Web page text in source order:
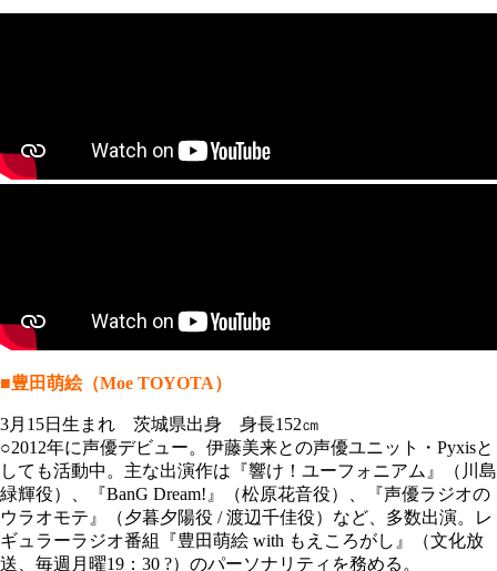
■豊田萌絵（Moe TOYOTA）
3月15日生まれ 茨城県出身 身長152㎝
○2012年に声優デビュー。伊藤美来との声優ユニット・Pyxisと
しても活動中。主な出演作は『響け！ユーフォニアム』（川島
緑輝役）、『BanG Dream!』（松原花音役）、『声優ラジオの
ウラオモテ』（夕暮夕陽役 / 渡辺千佳役）など、多数出演。レ
ギュラーラジオ番組『豊田萌絵 with もえころがし』（文化放
送、毎週月曜19：30 ?）のパーソナリティを務める。